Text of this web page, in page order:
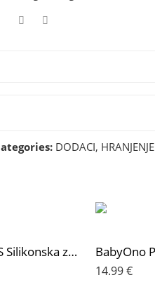
DODACI, HRANJENJE
PETITE&MARS Silikonska zdjelica s vakuumom 450 ml Take&Match 6 m+, Desert Sand
14.99€